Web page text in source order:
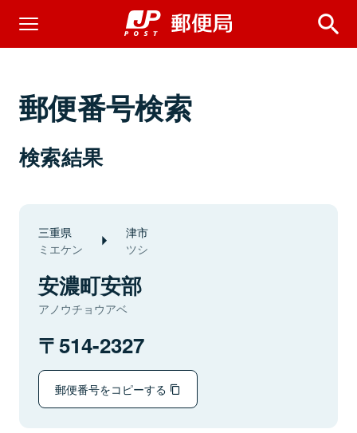
郵便番号検索
検索結果
三重県
ミエケン
津市
ツシ
安濃町安部
アノウチョウアベ
514-2327
郵便番号をコピーする